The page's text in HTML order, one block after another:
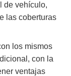
de vehículo,
las coberturas
los mismos
con la
ventajas